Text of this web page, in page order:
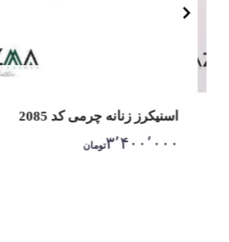
اسنیکرز زنانه چرمی کد 2085
۳٬۴۰۰٬۰۰۰تومان